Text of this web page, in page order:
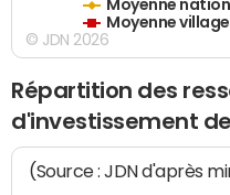
Moyenne
Moyenne
© JDN 2026
Répartition des
d'investissement
(Source : JDN d'après